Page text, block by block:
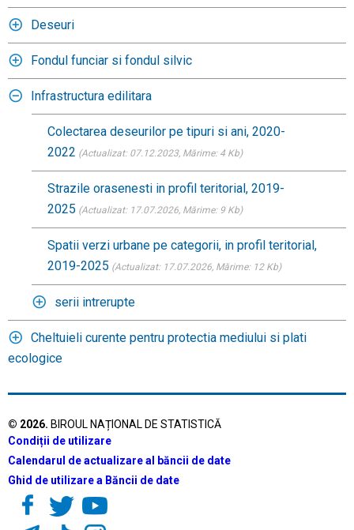
Deseuri
Fondul funciar si fondul silvic
Infrastructura edilitara
Colectarea deseurilor pe tipuri si ani, 2020-
2022 (Actualizat: 07.12.2023, Mărime: 4 Kb)
Strazile orasenesti in profil teritorial, 2019-
2025 (Actualizat: 17.07.2026, Mărime: 9 Kb)
Spatii verzi urbane pe categorii, in profil teritorial,
2019-2025 (Actualizat: 17.07.2026, Mărime: 12 Kb)
serii intrerupte
Cheltuieli curente pentru protectia mediului si plati
ecologice
© 2026. BIROUL NAȚIONAL DE STATISTICĂ
Condiții de utilizare
Calendarul de actualizare al băncii de date
Ghid de utilizare a Băncii de date